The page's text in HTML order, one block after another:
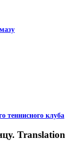
теннисного клуба
Translation